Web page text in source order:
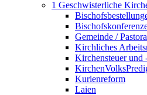
1 Geschwisterliche
Gemeinde /
Kirchliches
Kirchensteuer und
Kurienreform
Laien